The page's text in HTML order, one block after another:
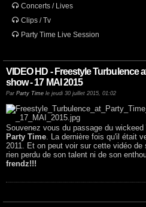
Concerts / Lives
Clips / Tv
Party Time Live Session
VIDEO HD - Freestyle Turbulence
show - 17 MAI 2015
Par Party Time le jeudi 30 juillet 2015, 01:02
Souvenez vous du passage du wickeed
Party Time. La dernière fois qu'il était
2011. Et on peut voir sur cette vidéo de
rien perdu de son talent ni de son
frendz!!!